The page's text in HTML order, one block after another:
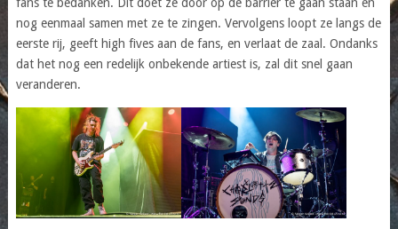
fans te bedanken. Dit doet ze door op de barrier te gaan staan en
nog eenmaal samen met ze te zingen. Vervolgens loopt ze langs de
eerste rij, geeft high fives aan de fans, en verlaat de zaal. Ondanks
dat het nog een redelijk onbekende artiest is, zal dit snel gaan
veranderen.